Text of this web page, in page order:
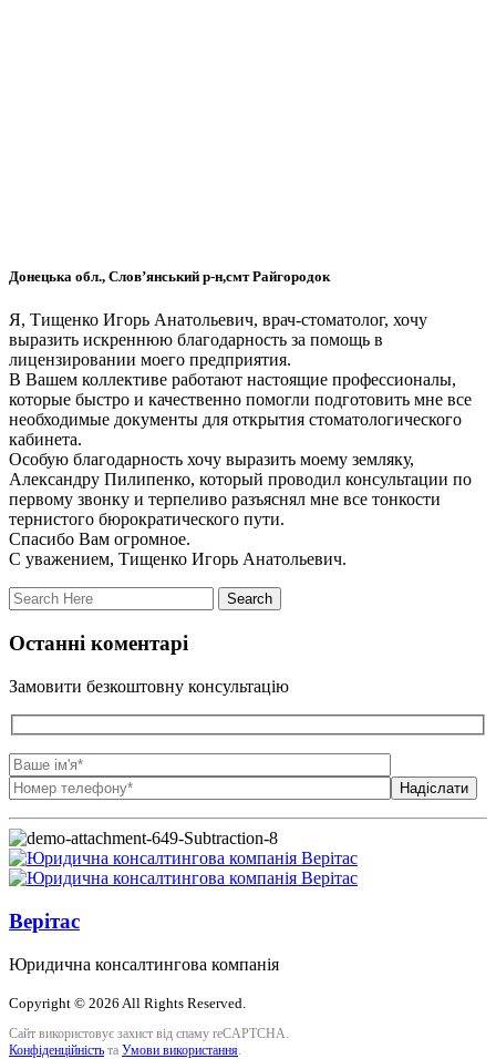
Донецька обл., Слов’янський р-н,смт Райгородок
Я, Тищенко Игорь Анатольевич, врач-стоматолог, хочу
выразить искреннюю благодарность за помощь в
лицензировании моего предприятия.
В Вашем коллективе работают настоящие профессионалы,
которые быстро и качественно помогли подготовить мне все
необходимые документы для открытия стоматологического
кабинета.
Особую благодарность хочу выразить моему земляку,
Александру Пилипенко, который проводил консультации по
первому звонку и терпеливо разъяснял мне все тонкости
тернистого бюрократического пути.
Спасибо Вам огромное.
С уважением, Тищенко Игорь Анатольевич.
Останні коментарі
Замовити безкоштовну консультацію
Верітас
Юридична консалтингова компанія
Copyright © 2026 All Rights Reserved.
Сайт використовує захист від спаму reCAPTCHA.
Конфіденційність та Умови використання